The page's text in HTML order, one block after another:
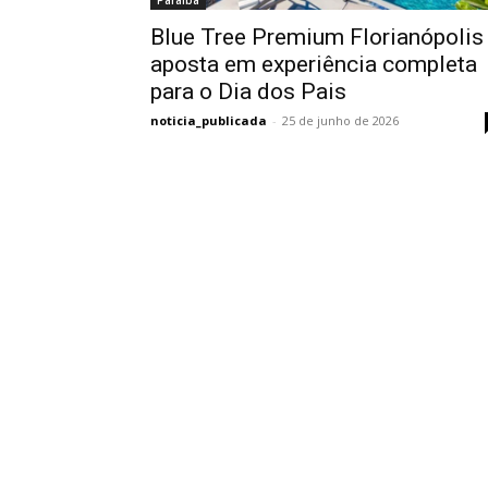
Blue Tree Premium Florianópolis
aposta em experiência completa
para o Dia dos Pais
noticia_publicada - 25 de junho de 2026